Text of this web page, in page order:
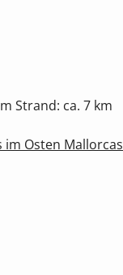
Strand: ca. 7 km
im Osten Mallorcas